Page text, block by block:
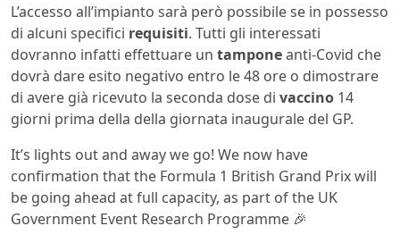
L’accesso all’impianto sarà però possibile se in possesso
di alcuni specifici requisiti. Tutti gli interessati
dovranno infatti effettuare un tamponeanti-Covid che
dovrà dare esito negativo entro le 48 ore o dimostrare
di avere già ricevuto la seconda dose di vaccino 14
giorni prima della della giornata inaugurale del GP.
It’s lights out and away we go! We now have
confirmation that the Formula 1 British Grand Prix will
be going ahead at full capacity, as part of the UK
Government Event Research Programme 🎉